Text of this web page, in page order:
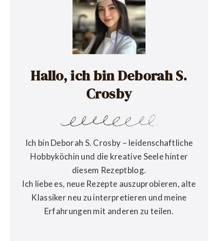
Hallo, ich bin Deborah S.
Crosby
Ich bin Deborah S. Crosby – leidenschaftliche
Hobbyköchin und die kreative Seele hinter
diesem Rezeptblog.
Ich liebe es, neue Rezepte auszuprobieren, alte
Klassiker neu zu interpretieren und meine
Erfahrungen mit anderen zu teilen.